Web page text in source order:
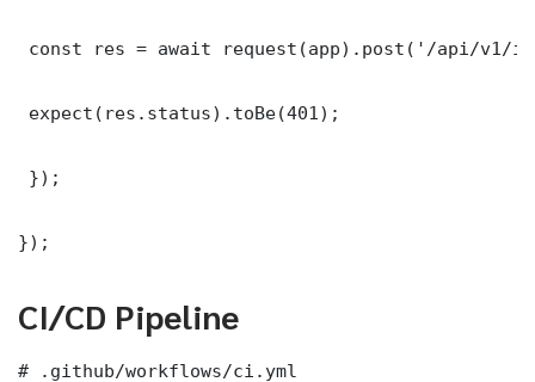
const res = await request(app).post('/api/v1/
expect(res.status).toBe(401);
});
});
CI/CD Pipeline
# .github/workflows/ci.yml